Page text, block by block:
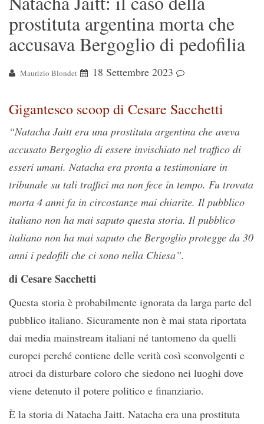
prostituta argentina morta che
accusava Bergoglio di pedofilia
Maurizio Blondet 18 Settembre 2023
Gigantesco scoop di Cesare Sacchetti
“Natacha Jaitt era una prostituta argentina che aveva
accusato Bergoglio di essere invischiato nel traffico di
esseri umani. Natacha era pronta a testimoniare in
tribunale su tali traffici ma non fece in tempo. Fu trovata
morta 4 anni fa in circostanze mai chiarite. Il pubblico
italiano non ha mai saputo questa storia. Il pubblico
italiano non ha mai saputo che Bergoglio protegge da 30
anni i pedofili che ci sono nella Chiesa”.
di Cesare Sacchetti
Questa storia è probabilmente ignorata da larga parte del
pubblico italiano. Sicuramente non è mai stata riportata
dai media mainstream italiani né tantomeno da quelli
europei perché contiene delle verità così sconvolgenti e
atroci da disturbare coloro che siedono nei luoghi dove
viene detenuto il potere politico e finanziario.
È la storia di Natacha Jaitt. Natacha era una prostituta